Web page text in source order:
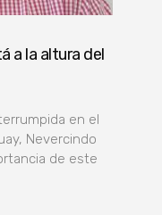
a la altura del
en el
Nevercindo
de este